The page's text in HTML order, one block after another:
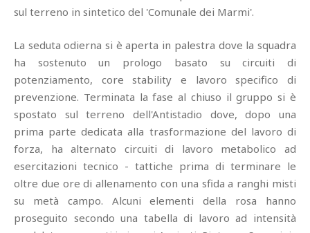
sul terreno in sintetico del 'Comunale dei Marmi'.
La seduta odierna si è aperta in palestra dove la squadra
ha sostenuto un prologo basato su circuiti di
potenziamento, core stability e lavoro specifico di
prevenzione. Terminata la fase al chiuso il gruppo si è
spostato sul terreno dell'Antistadio dove, dopo una
prima parte dedicata alla trasformazione del lavoro di
forza, ha alternato circuiti di lavoro metabolico ad
esercitazioni tecnico - tattiche prima di terminare le
oltre due ore di allenamento con una sfida a ranghi misti
su metà campo. Alcuni elementi della rosa hanno
proseguito secondo una tabella di lavoro ad intensità